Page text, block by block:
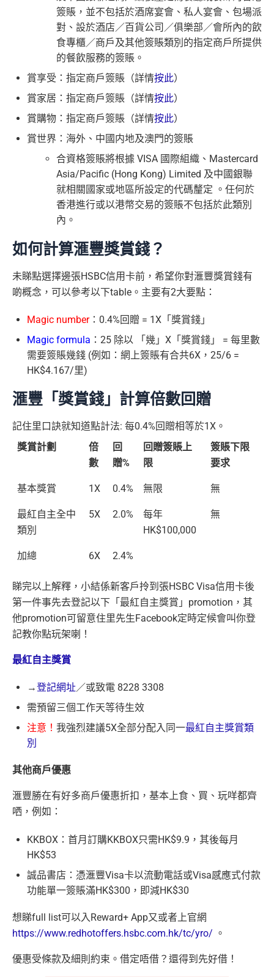
簽賬，並不包括於酒席宴會、私人宴會、包場派
對、設於酒店／百貨公司／俱樂部／會所內的飲
食專櫃／商戶及其他簽賬類別的指定商戶所提供
的餐飲服務的簽賬。
賞享受：指定商戶簽賬（詳情按此）
賞家居：指定商戶簽賬（詳情按此）
賞購物：指定商戶簽賬（詳情按此）
賞世界：海外、中國内地及澳門的簽賬
合資格簽賬將根據 VISA 國際組織、 Mastercard
Asia/Pacific (Hong Kong) Limited 及中國銀聯
就相關國家或地區所設定的代碼釐定 。任何於
香港進行或以港幣交易的簽賬不包括於此類別
內。
如何計算滙豐獎賞錢？
未睇點選擇邊張HSBC信用卡前，希望你對滙豐獎賞錢有
啲概念，可以參考以下table。主要有2大要點：
Magic number：0.4%回贈 = 1X「獎賞錢」
Magic formula ：25 除以 「幾」X「獎賞錢」 = 每里數
需要簽賬幾錢 (例如：網上簽賬有合共6X，25/6 =
HK$4.167/里)
滙豐「獎賞錢」計算倍數回贈
記住里口訣就知道點計法: 每0.4%回贈相等於1X。
獎賞計劃
倍
數
回
贈%
回贈簽賬上
限
簽賬下限
要求
基本獎賞 1X 0.4% 無限 無
最紅自主全中
類別
5X 2.0%
每年
HK$100,000
無
加總 6X 2.4%
睇完以上解釋，小結係新客戶拎到張HSBC Visa信用卡後
第一件事先去登記以下「最紅自主獎賞」promotion，其
他promotion可留意住里先生Facebook定時定候會叫你登
記教你點玩架喇！
最紅自主獎賞
→登記網址／或致電 8228 3308
需預留三個工作天等待生效
注意！ 我強烈建議5X全部分配入同一最紅自主獎賞類
別
其他商戶優惠
滙豐勝在有好多商戶優惠折扣，基本上食、買、玩咩都齊
哂，例如：
KKBOX ：首月訂購KKBOX只需HK$9.9 ，其後每月
HK$53
誠品書店：憑滙豐Visa卡以流動電話或Visa感應式付款
功能單一簽賬滿HK$300 ，即減HK$30
想睇full list可以入 Reward+ App又或者上官網
https://www.redhotoffers.hsbc.com.hk/tc/yro/ 。
優惠受條款及細則約束。借定唔借？還得到先好借！